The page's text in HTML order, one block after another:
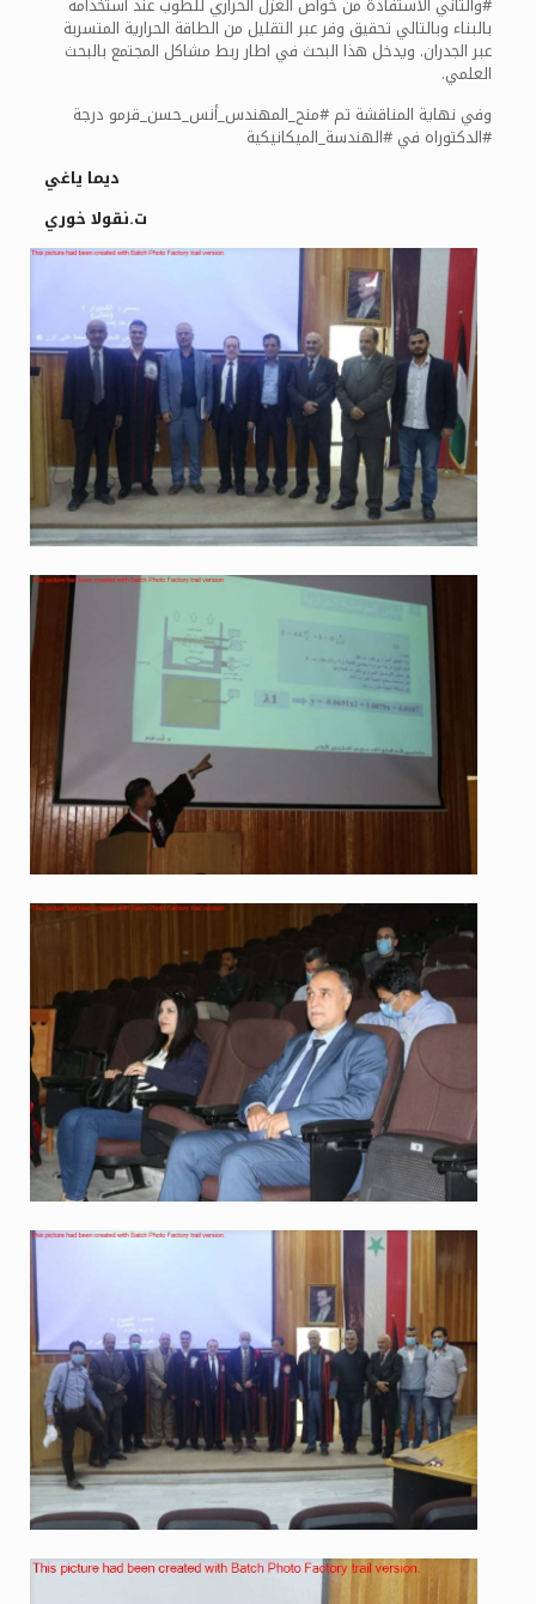
بالبناء وبالتالي تحقيق وفر عبر التقليل من الطاقة الحرارية المتسربة
عبر الجدران. ويدخل هذا البحث في اطار ربط مشاكل المجتمع بالبحث
العلمي.
وفي نهاية المناقشة تم #منح_المهندس_أنس_حسن_قرمو درجة
#الدكتوراه في #الهندسة_الميكانيكية
ديما ياغي
ت.نقولا خوري